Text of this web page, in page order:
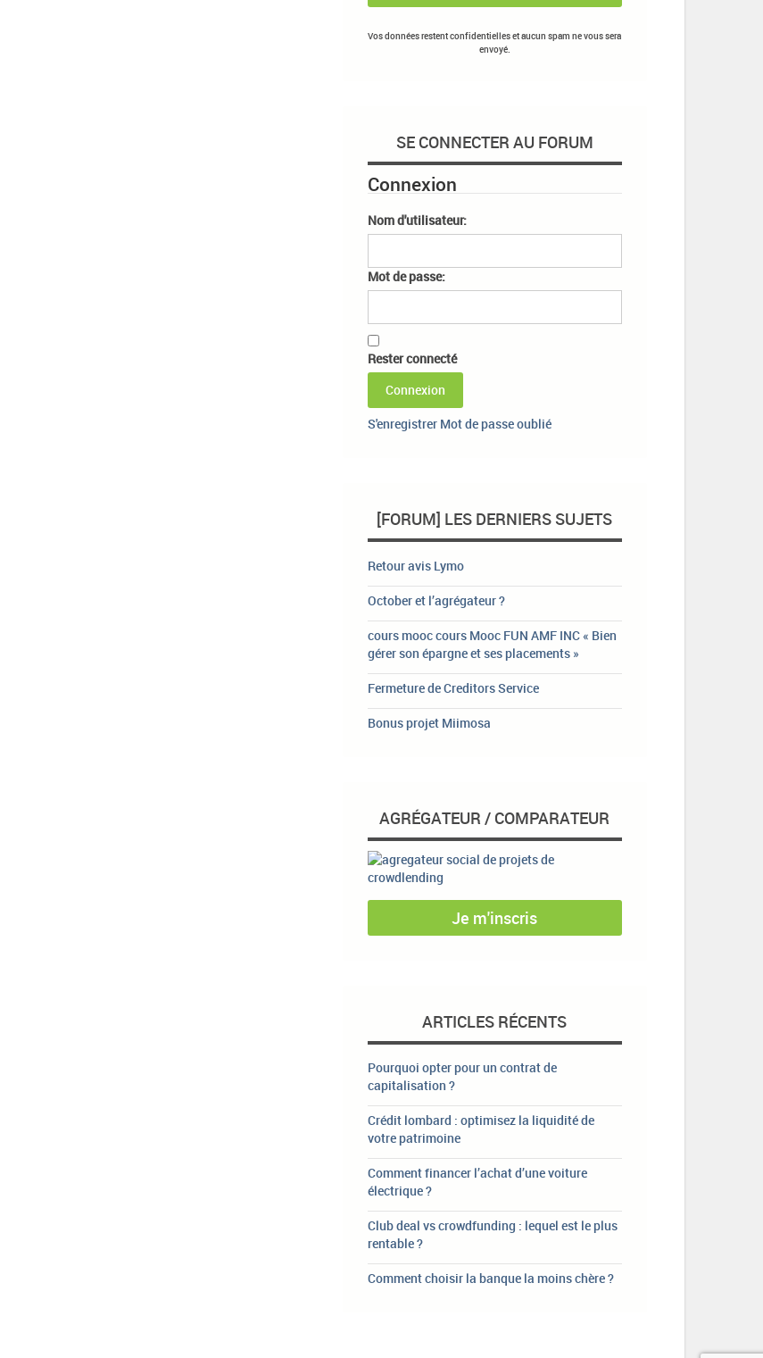
Vos données restent confidentielles et aucun spam ne vous sera
envoyé.
SE CONNECTER AU FORUM
Connexion
Nom d'utilisateur:
Mot de passe:
Rester connecté
Connexion
S'enregistrer Mot de passe oublié
[FORUM] LES DERNIERS SUJETS
Retour avis Lymo
October et l’agrégateur ?
cours mooc cours Mooc FUN AMF INC « Bien
gérer son épargne et ses placements »
Fermeture de Creditors Service
Bonus projet Miimosa
AGRÉGATEUR / COMPARATEUR
Je m'inscris
ARTICLES RÉCENTS
Pourquoi opter pour un contrat de
capitalisation ?
Crédit lombard : optimisez la liquidité de
votre patrimoine
Comment financer l’achat d’une voiture
électrique ?
Club deal vs crowdfunding : lequel est le plus
rentable ?
Comment choisir la banque la moins chère ?